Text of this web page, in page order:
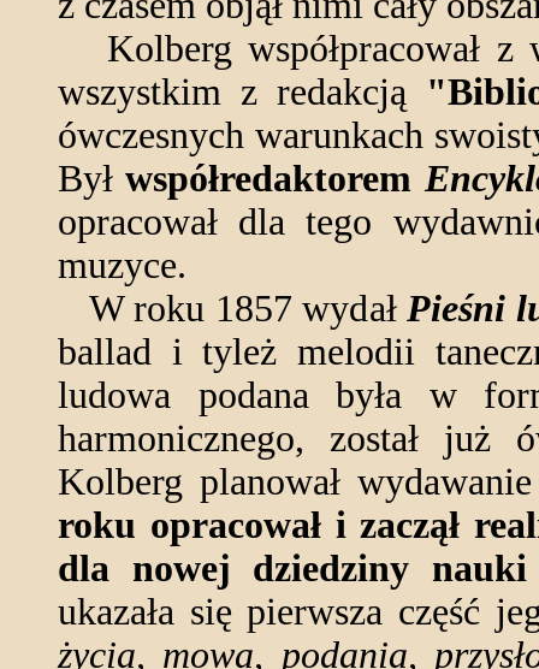
Kolberg współpracował z
wszystkim z redakcją
ówczesnych warunkach
Byłwspółredaktorem
opracował dla tego
muzyce.
W roku 1857 wydałPieśni
ballad i tyleż melodii
ludowa podana była w
harmonicznego, został już
Kolberg planował
roku opracował i zaczął
dla nowej dziedziny
ukazała się pierwsza część
życia, mowa, podania,